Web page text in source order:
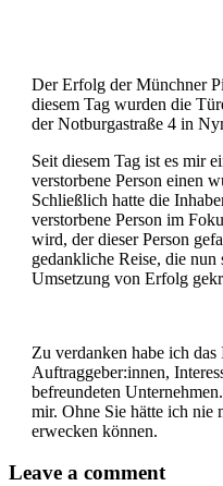
Der Erfolg der Münchner
diesem Tag wurden die
der Notburgastraße 4 in
Seit diesem Tag ist es mir
verstorbene Person einen
Schließlich hatte die
verstorbene Person im
wird, der dieser Person
gedankliche Reise, die nun
Umsetzung von Erfolg
Zu verdanken habe ich
Auftraggeber:innen,
befreundeten
mir. Ohne Sie hätte ich nie
erwecken können.
Leave a comment